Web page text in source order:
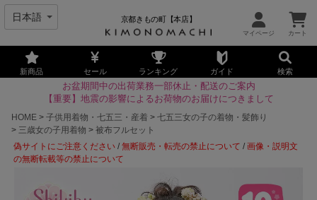
京都きもの町【本店】
新商品 セール ランキング ガイド 検索
お盆期間中の出荷業務一部休止・配送のご案内
【重要】地震の影響によるお荷物のお届けにつきまして
HOME
子供用着物・七五三・産着
七五三女の子の着物・髪飾り
三歳女の子用着物
被布フルセット
偽サイトにご注意ください /無断販売・転売の禁止について /画像・説明文
の無断転載等の禁止について